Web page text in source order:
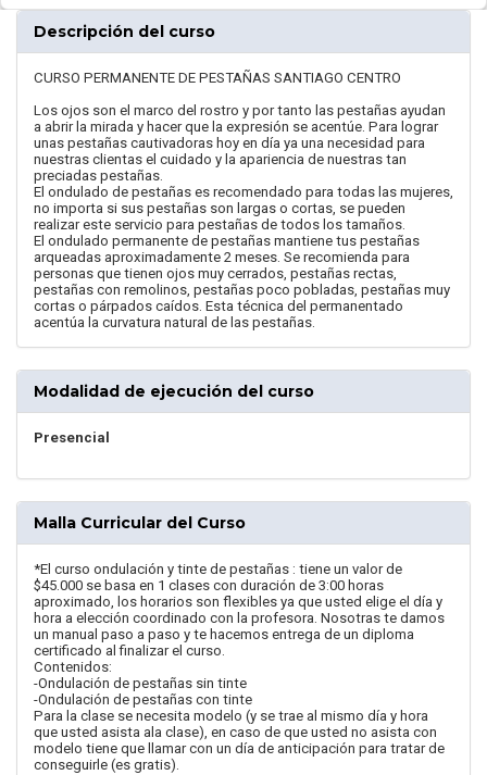
Descripción del curso
CURSO PERMANENTE DE PESTAÑAS SANTIAGO CENTRO
Los ojos son el marco del rostro y por tanto las pestañas ayudan
a abrir la mirada y hacer que la expresión se acentúe. Para lograr
unas pestañas cautivadoras hoy en día ya una necesidad para
nuestras clientas el cuidado y la apariencia de nuestras tan
preciadas pestañas.
El ondulado de pestañas es recomendado para todas las mujeres,
no importa si sus pestañas son largas o cortas, se pueden
realizar este servicio para pestañas de todos los tamaños.
El ondulado permanente de pestañas mantiene tus pestañas
arqueadas aproximadamente 2 meses. Se recomienda para
personas que tienen ojos muy cerrados, pestañas rectas,
pestañas con remolinos, pestañas poco pobladas, pestañas muy
cortas o párpados caídos. Esta técnica del permanentado
acentúa la curvatura natural de las pestañas.
Modalidad de ejecución del curso
Presencial
Malla Curricular del Curso
*El curso ondulación y tinte de pestañas : tiene un valor de
$45.000 se basa en 1 clases con duración de 3:00 horas
aproximado, los horarios son flexibles ya que usted elige el día y
hora a elección coordinado con la profesora. Nosotras te damos
un manual paso a paso y te hacemos entrega de un diploma
certificado al finalizar el curso.
Contenidos:
-Ondulación de pestañas sin tinte
-Ondulación de pestañas con tinte
Para la clase se necesita modelo (y se trae al mismo día y hora
que usted asista ala clase), en caso de que usted no asista con
modelo tiene que llamar con un día de anticipación para tratar de
conseguirle (es gratis).